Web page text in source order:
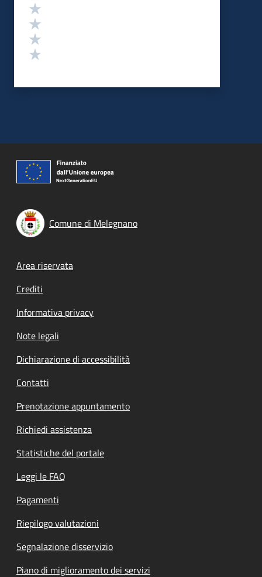
Comune di Melegnano
Footer menu
Area riservata
Crediti
Informativa privacy
Note legali
Dichiarazione di accessibilità
Contatti
Prenotazione appuntamento
Richiedi assistenza
Statistiche del portale
Leggi le FAQ
Pagamenti
Riepilogo valutazioni
Segnalazione disservizio
Piano di miglioramento dei servizi